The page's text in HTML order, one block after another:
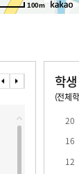
100m
08. 15
08. 15
학
(전체
12
16
20